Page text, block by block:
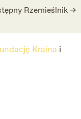
Rzemieślnik→
Kraina i